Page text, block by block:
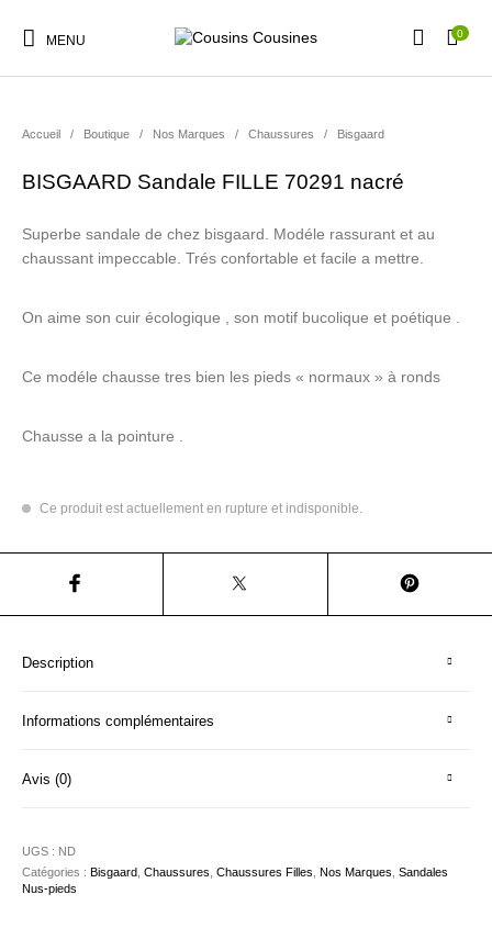
MENU 0
Accueil / Boutique / Nos Marques / Chaussures / Bisgaard
BISGAARD Sandale FILLE 70291 nacré
Superbe sandale de chez bisgaard. Modéle rassurant et au
chaussant impeccable. Trés confortable et facile a mettre.
On aime son cuir écologique , son motif bucolique et poétique .
Ce modéle chausse tres bien les pieds « normaux » à ronds
Chausse a la pointure .
Ce produit est actuellement en rupture et indisponible.
Description
Informations complémentaires
Avis (0)
UGS : ND
Catégories :Bisgaard ,Chaussures ,Chaussures Filles ,Nos Marques ,Sandales
Nus-pieds